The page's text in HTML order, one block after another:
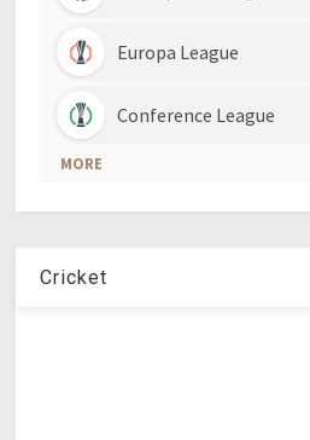
Cricket